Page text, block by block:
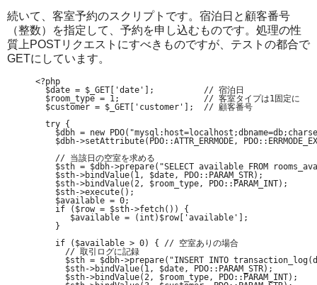
続いて、客室予約のスクリプトです。宿泊日と顧客番号
（整数）を指定して、予約を申し込むものです。処理の性
質上POSTリクエストにすべきものですが、テストの都合で
GETにしています。
<?php
  $date = $_GET['date'];          // 宿泊日
  $room_type = 1;                 // 客室タイプは1固定に
  $customer = $_GET['customer'];  // 顧客番号
  try {
$dbh = new
$dbh->setAttribute(PDO::ATTR_ERRMODE,
    // 当該日の空室を求める
$sth = $dbh->prepare("SELECT available FROM
    $sth->bindValue(1, $date, PDO::PARAM_STR);
    $sth->bindValue(2, $room_type, PDO::PARAM_INT);
    $sth->execute();
    $available = 0;
    if ($row = $sth->fetch()) {
       $available = (int)$row['available'];
    }
    if ($available > 0) { // 空室ありの場合
      // 取引ログに記録
$sth = $dbh->prepare("INSERT INTO
      $sth->bindValue(1, $date, PDO::PARAM_STR);
      $sth->bindValue(2, $room_type, PDO::PARAM_INT);